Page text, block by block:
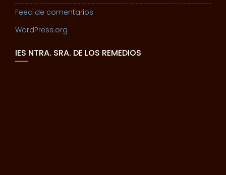
Feed de comentarios
WordPress.org
IES NTRA. SRA. DE LOS REMEDIOS